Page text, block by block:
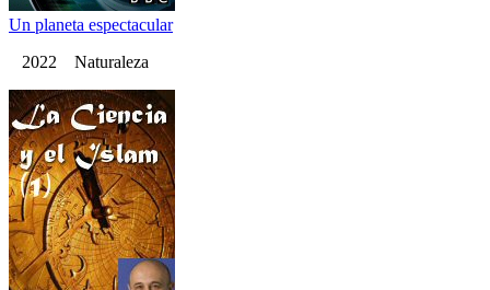
Un planeta espectacular
2022 Naturaleza